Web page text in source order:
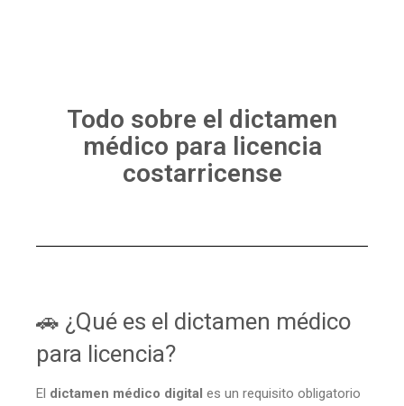
Todo sobre el dictamen
médico para licencia
costarricense
🚗 ¿Qué es el dictamen médico
para licencia?
El dictamen médico digital es un requisito obligatorio